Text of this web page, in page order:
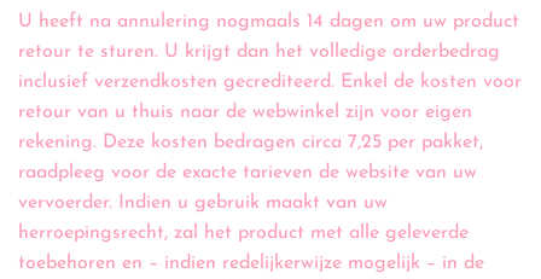
U heeft na annulering nogmaals 14 dagen om uw product
retour te sturen. U krijgt dan het volledige orderbedrag
inclusief verzendkosten gecrediteerd. Enkel de kosten voor
retour van u thuis naar de webwinkel zijn voor eigen
rekening. Deze kosten bedragen circa 7,25 per pakket,
raadpleeg voor de exacte tarieven de website van uw
vervoerder. Indien u gebruik maakt van uw
herroepingsrecht, zal het product met alle geleverde
toebehoren en – indien redelijkerwijze mogelijk – in de